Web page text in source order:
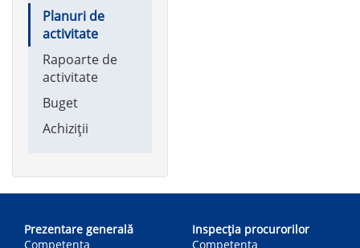
Planuri de
activitate
Rapoarte de
activitate
Buget
Achiziții
navigation
Prezentare generală
Competența
Inspecția procurorilor
Competenţa